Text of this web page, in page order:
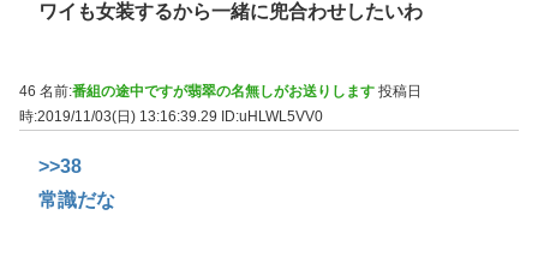
ワイも女装するから一緒に兜合わせしたいわ
46 名前:番組の途中ですが翡翠の名無しがお送りします 投稿日
時:2019/11/03(日) 13:16:39.29 ID:uHLWL5VV0
>>38
常識だな